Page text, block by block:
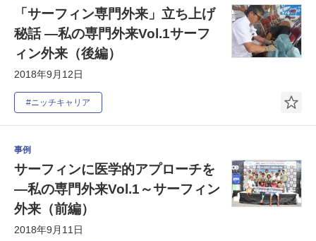
「サーフィン専門外来」立ち上げ
秘話 ―私の専門外来Vol.1サーフ
ィン外来（後編）
2018年9月12日
#ニッチキャリア
事例
サーフィンに医学的アプローチを
―私の専門外来Vol.1～サーフィン
外来（前編）
2018年9月11日